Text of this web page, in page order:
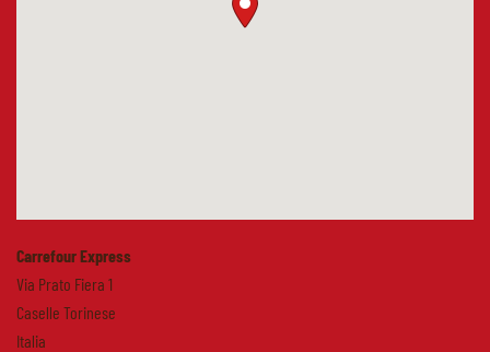
Carrefour Express
Via Prato Fiera 1
Caselle Torinese
Italia